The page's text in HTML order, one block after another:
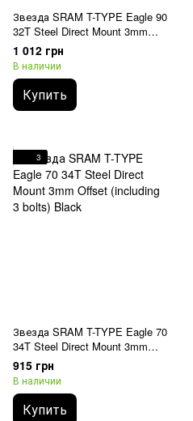
Звезда SRAM T-TYPE Eagle 90
32T Steel Direct Mount 3mm
Offset (including 8 bolts) Silver
1 012 грн
В наличии
Купить
3
Звезда SRAM T-TYPE Eagle 70
34T Steel Direct Mount 3mm
Offset (including 3 bolts) Black
915 грн
В наличии
Купить